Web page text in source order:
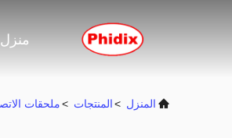
منزل
المنزل >المنتجات >ملحقات